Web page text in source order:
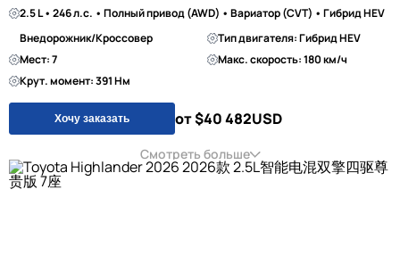
2.5 L • 246 л.с. • Полный привод (AWD) • Вариатор (CVT) • Гибрид HEV
Внедорожник/Кроссовер
Тип двигателя: Гибрид HEV
Мест: 7
Макс. скорость: 180 км/ч
Крут. момент: 391 Нм
Хочу заказать от $40 482USD
Смотреть больше